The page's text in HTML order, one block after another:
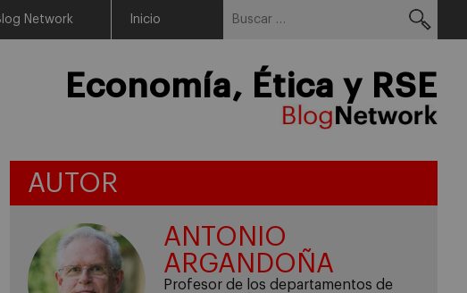
Network Inicio
Economía, Ética y RSE
AUTOR
ANTONIO
ARGANDOÑA
Profesor de los departamentos de